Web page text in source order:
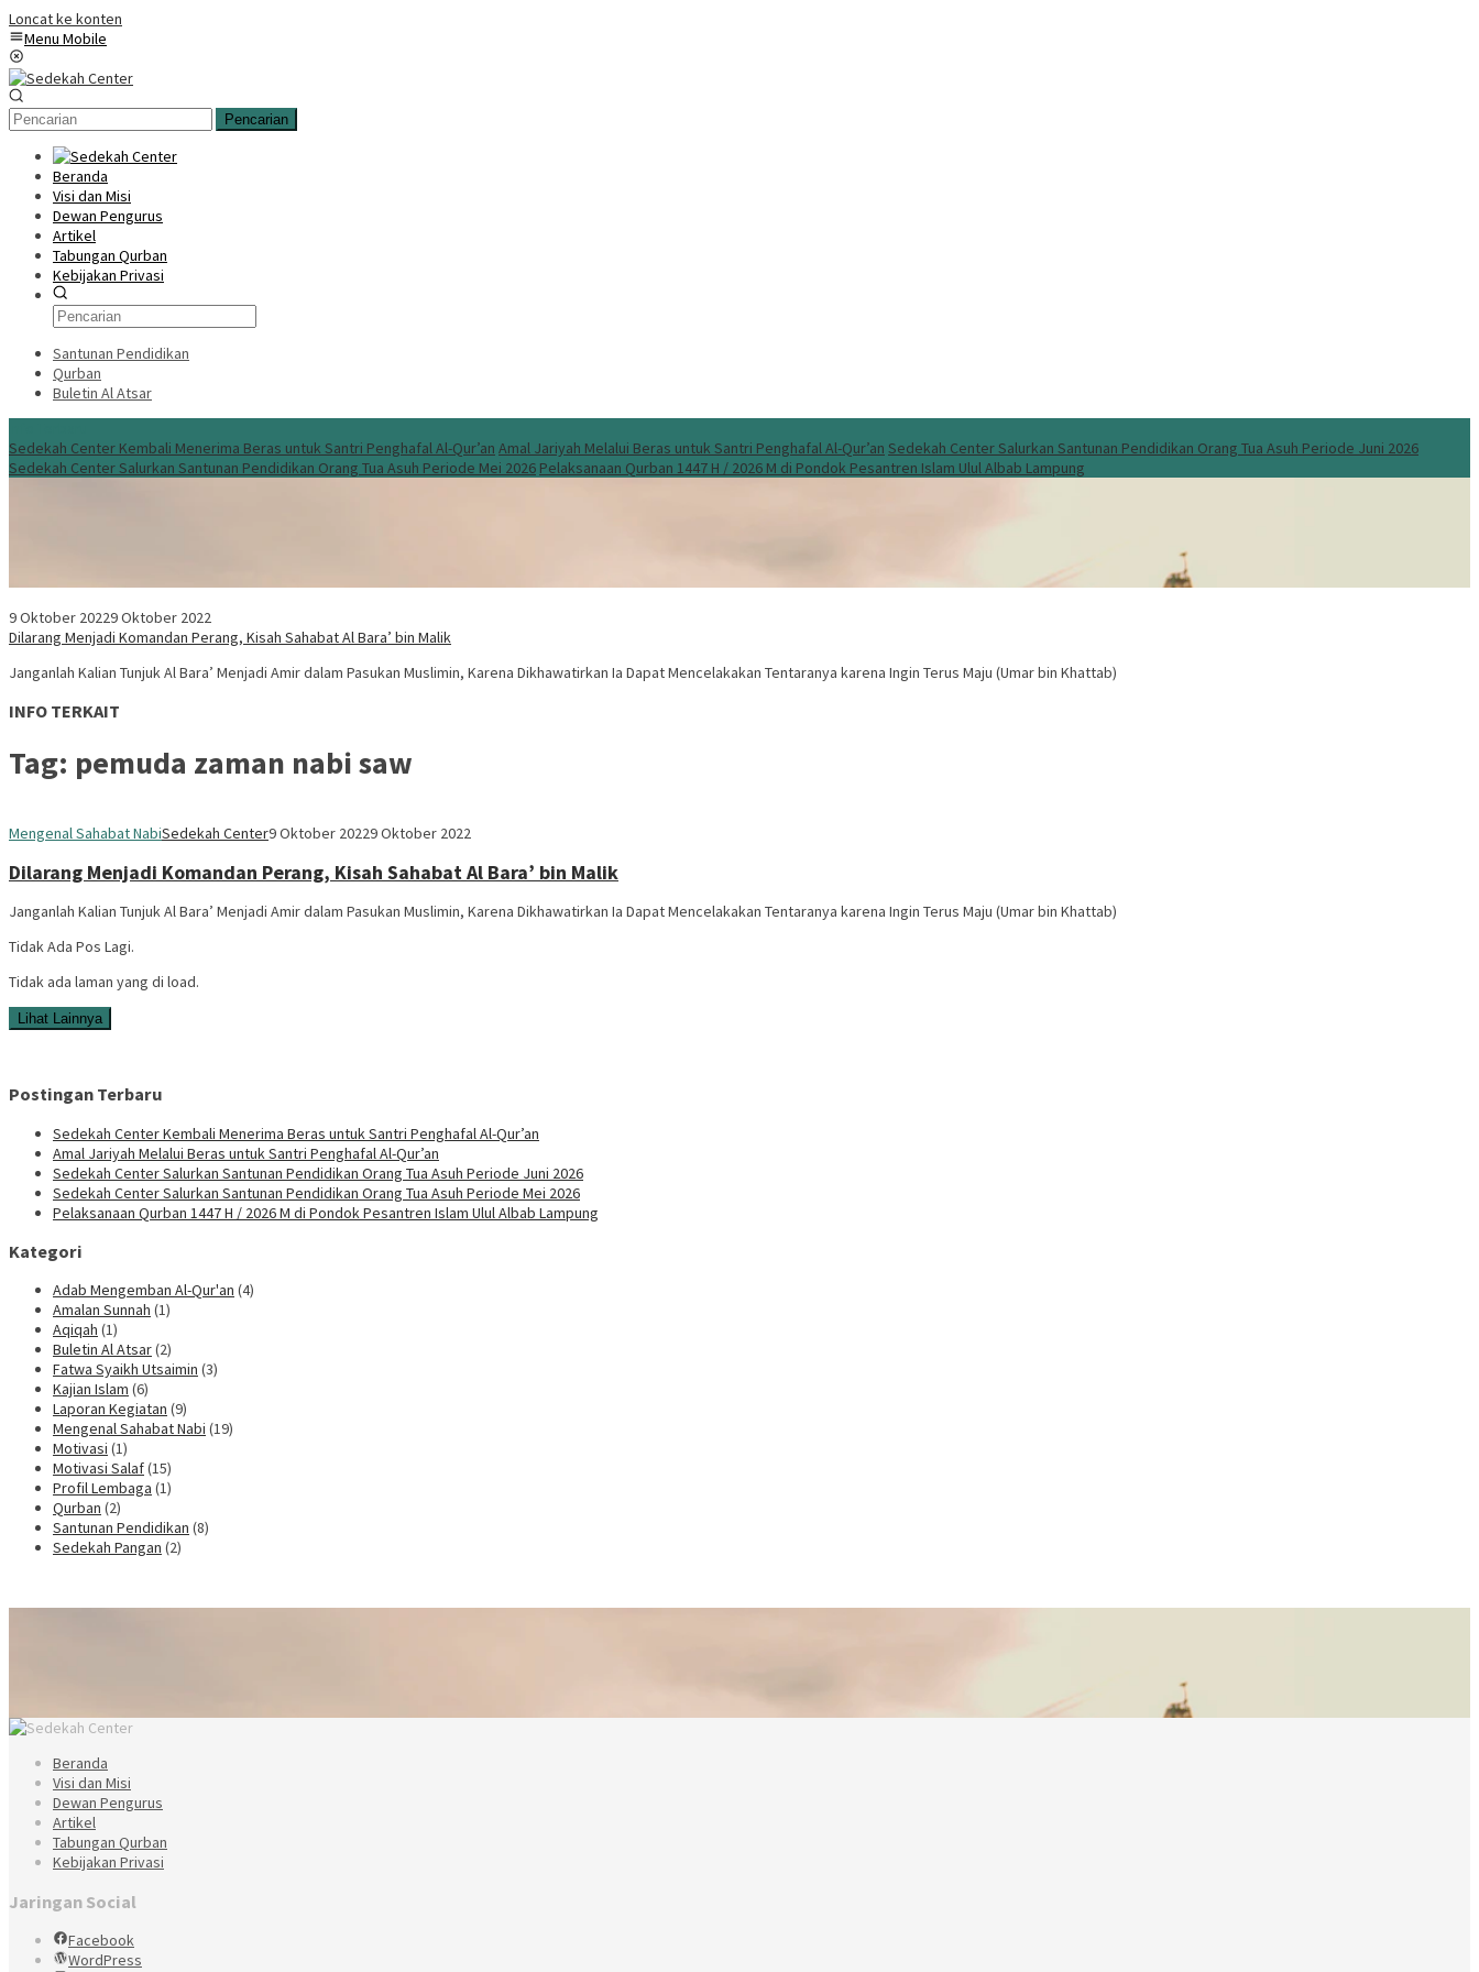
Loncat ke konten
Menu Mobile
Pencarian
Beranda
Visi dan Misi
Dewan Pengurus
Artikel
Tabungan Qurban
Kebijakan Privasi
Santunan Pendidikan
Qurban
Buletin Al Atsar
Sedekah Center Kembali Menerima Beras untuk Santri Penghafal Al-Qur’an Amal Jariyah Melalui Beras untuk Santri Penghafal Al-Qur’an Sedekah Center Salurkan Santunan Pendidikan Orang Tua Asuh Periode Juni 2026
Sedekah Center Salurkan Santunan Pendidikan Orang Tua Asuh Periode Mei 2026 Pelaksanaan Qurban 1447 H / 2026 M di Pondok Pesantren Islam Ulul Albab Lampung
9 Oktober 20229 Oktober 2022
Dilarang Menjadi Komandan Perang, Kisah Sahabat Al Bara’ bin Malik
Janganlah Kalian Tunjuk Al Bara’ Menjadi Amir dalam Pasukan Muslimin, Karena Dikhawatirkan Ia Dapat Mencelakakan Tentaranya karena Ingin Terus Maju (Umar bin Khattab)
INFO TERKAIT
Tag: pemuda zaman nabi saw
Mengenal Sahabat NabiSedekah Center9 Oktober 20229 Oktober 2022
Dilarang Menjadi Komandan Perang, Kisah Sahabat Al Bara’ bin Malik
Janganlah Kalian Tunjuk Al Bara’ Menjadi Amir dalam Pasukan Muslimin, Karena Dikhawatirkan Ia Dapat Mencelakakan Tentaranya karena Ingin Terus Maju (Umar bin Khattab)
Tidak Ada Pos Lagi.
Tidak ada laman yang di load.
Lihat Lainnya
Postingan Terbaru
Sedekah Center Kembali Menerima Beras untuk Santri Penghafal Al-Qur’an
Amal Jariyah Melalui Beras untuk Santri Penghafal Al-Qur’an
Sedekah Center Salurkan Santunan Pendidikan Orang Tua Asuh Periode Juni 2026
Sedekah Center Salurkan Santunan Pendidikan Orang Tua Asuh Periode Mei 2026
Pelaksanaan Qurban 1447 H / 2026 M di Pondok Pesantren Islam Ulul Albab Lampung
Kategori
Adab Mengemban Al-Qur'an (4)
Amalan Sunnah (1)
Aqiqah (1)
Buletin Al Atsar(2)
Fatwa Syaikh Utsaimin (3)
Kajian Islam (6)
Laporan Kegiatan (9)
Mengenal Sahabat Nabi (19)
Motivasi (1)
Motivasi Salaf(15)
Profil Lembaga (1)
Qurban (2)
Santunan Pendidikan (8)
Sedekah Pangan (2)
Beranda
Visi dan Misi
Dewan Pengurus
Artikel
Tabungan Qurban
Kebijakan Privasi
Jaringan Social
Facebook
WordPress